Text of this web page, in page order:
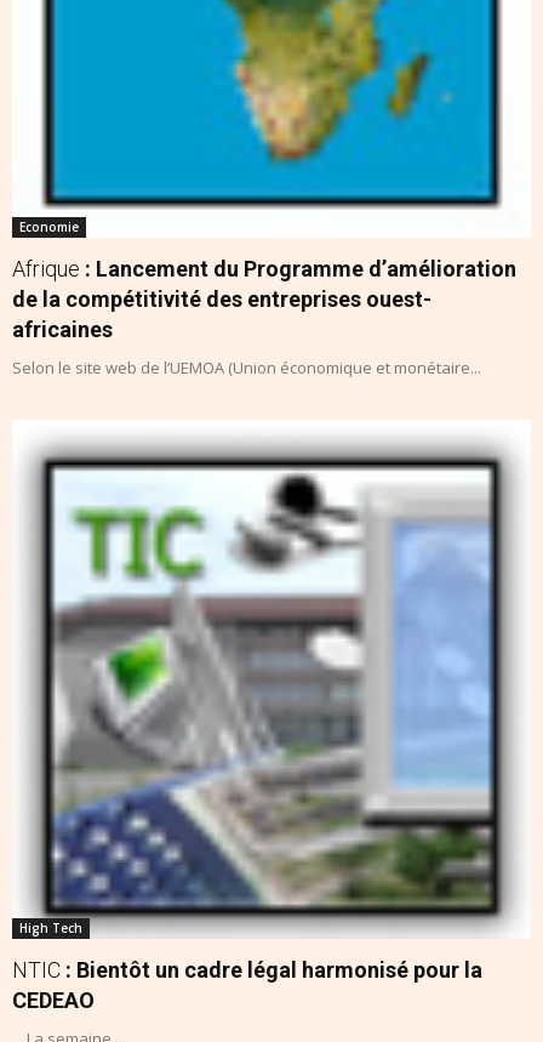
Economie
Afrique : Lancement du Programme d’amélioration
de la compétitivité des entreprises ouest-
africaines
Selon le site web de l’UEMOA (Union économique et monétaire...
High Tech
NTIC : Bientôt un cadre légal harmonisé pour la
CEDEAO